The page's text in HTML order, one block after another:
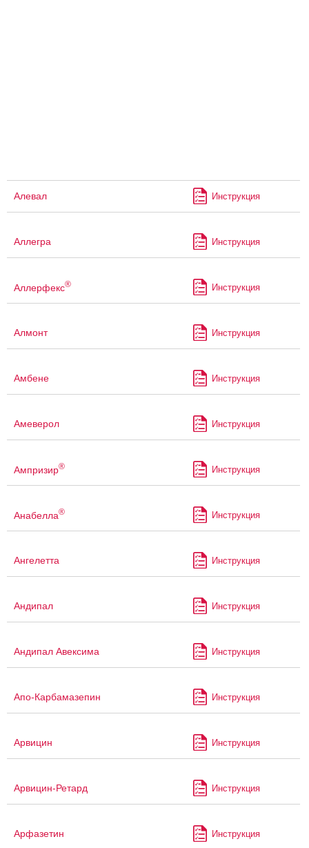
Алевал Инструкция
Аллегра Инструкция
Аллерфекс® Инструкция
Алмонт Инструкция
Амбене Инструкция
Амеверол Инструкция
Ампризир® Инструкция
Анабелла® Инструкция
Ангелетта Инструкция
Андипал Инструкция
Андипал Авексима Инструкция
Апо-Карбамазепин Инструкция
Арвицин Инструкция
Арвицин-Ретард Инструкция
Арфазетин Инструкция